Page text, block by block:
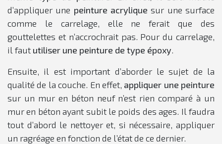
d’appliquer une peinture acrylique sur une surface
comme le carrelage, elle ne ferait que des
gouttelettes et n’accrochrait pas. Pour du carrelage,
il faut utiliser une peinture de type époxy.
Ensuite, il est important d’aborder le sujet de la
qualité de la couche. En effet, appliquer une peinture
sur un mur en béton neuf n’est rien comparé à un
mur en béton ayant subit le poids des ages. Il faudra
tout d’abord le nettoyer et, si nécessaire, appliquer
un ragréage en fonction de l’état de ce dernier.